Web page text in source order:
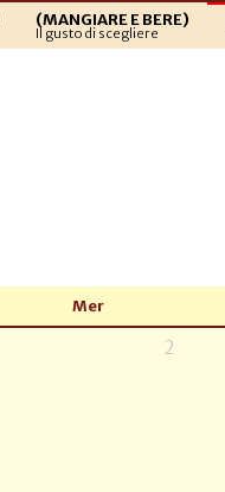
(MANGIARE E BERE)
Il gusto di scegliere
Mer
2